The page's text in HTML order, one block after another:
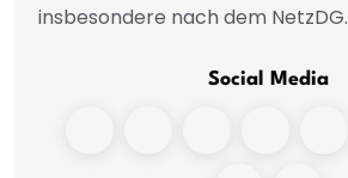
insbesondere nach dem NetzDG.
Social Media